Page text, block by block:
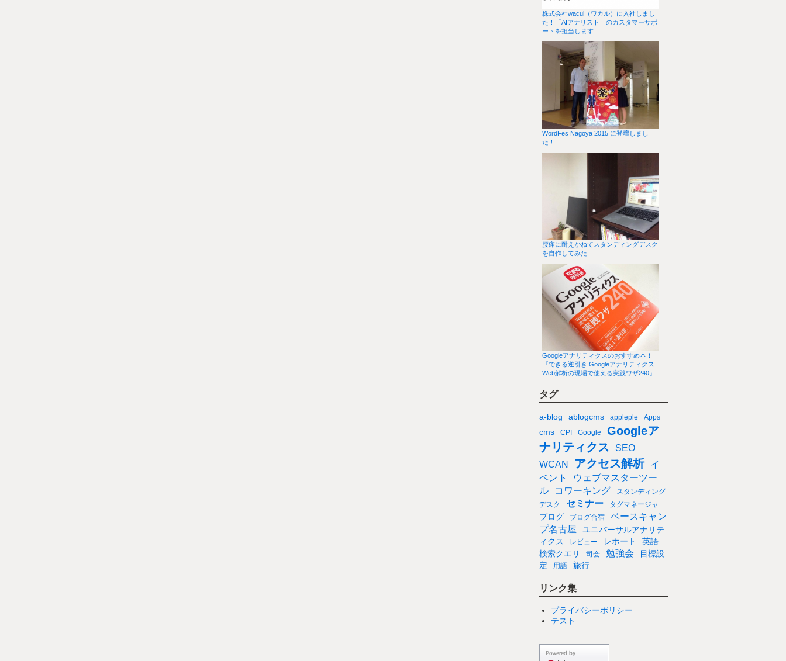
株式会社wacul（ワカル）に入社しまし
た！「AIアナリスト」のカスタマーサポ
ートを担当します
WordFes Nagoya 2015 に登壇しまし
た！
腰痛に耐えかねてスタンディングデスク
を自作してみた
Googleアナリティクスのおすすめ本！
『できる逆引き Googleアナリティクス
Web解析の現場で使える実践ワザ240』
タグ
a-blog ablogcms appleple Apps
cms CPI Google
Googleア
ナリティクス
SEO
WCAN
アクセス解析
イ
ベント
ウェブマスターツー
ル
コワーキング
スタンディング
デスク
セミナー タグマネージャ
ブログ ブログ合宿
ベースキャン
プ名古屋
ユニバーサルアナリテ
ィクス
レビュー レポート
英語
検索クエリ
司会 勉強会
目標設
定
用語 旅行
リンク集
プライバシーポリシー
テスト